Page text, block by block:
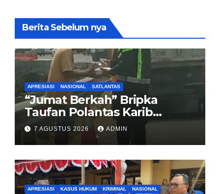
Berita Sebelum nya
APRESIASI NASIONAL SATLANTAS
“Jumat Berkah” Bripka
Taufan Polantas Karib
Bagikan Nasi Kotak untuk
Sopir Truk yang Mogok di KM
00 Pondok Aren
7 AGUSTUS 2026 ADMIN
APRESIASI KASUS HUKUM KRIMINAL
NASIONAL